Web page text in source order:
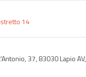
14
37, 83030 Lapio AV,